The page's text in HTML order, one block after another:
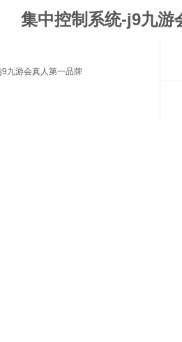
集中控制系统-j9九游
j9九游会真人第一品牌